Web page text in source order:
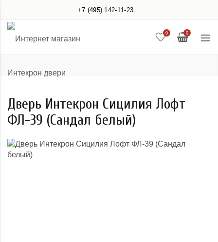
+7 (495) 142-11-23
0 0
Дверь Интекрон Сицилия Лофт
ФЛ-39 (Сандал белый)